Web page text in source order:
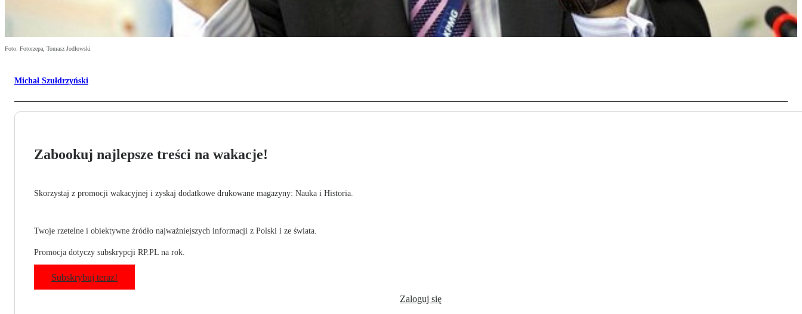
Foto: Fotorzepa, Tomasz Jodłowski
Michał Szułdrzyński
Zabookuj najlepsze treści na wakacje!
Skorzystaj z promocji wakacyjnej i zyskaj dodatkowe drukowane magazyny: Nauka i Historia.
Twoje rzetelne i obiektywne źródło najważniejszych informacji z Polski i ze świata.
Promocja dotyczy subskrypcji RP.PL na rok.
Subskrybuj teraz!
Zaloguj się